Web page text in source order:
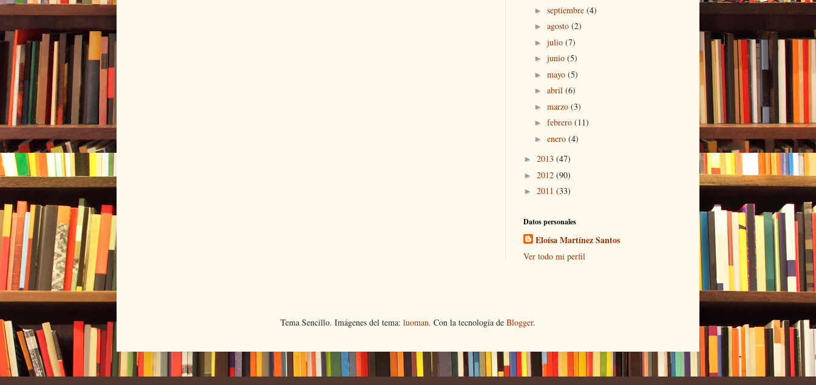
► septiembre (4)
► agosto (2)
► julio (7)
► junio (5)
► mayo (5)
► abril (6)
► marzo (3)
► febrero (11)
► enero (4)
► 2013 (47)
► 2012 (90)
► 2011 (33)
Datos personales
Eloísa Martínez Santos
Ver todo mi perfil
Tema Sencillo. Imágenes del tema: luoman. Con la tecnología de Blogger.